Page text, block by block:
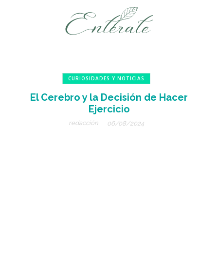
CURIOSIDADES Y NOTICIAS
El Cerebro y la Decisión de Hacer
Ejercicio
redacción 06/08/2024